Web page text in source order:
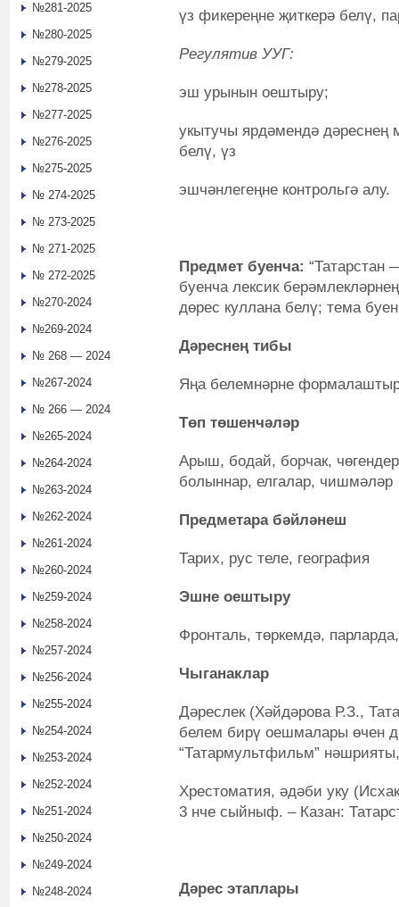
үз фикереңне җиткерә белү,
Регулятив УУГ:
эш урынын оештыру;
укытучы ярдәмендә дәреснең
белү, үз
эшчәнлегеңне контрольгә алу.
Предмет буенча: “Татарстан
буенча лексик
дөрес куллана белү; тема
Дәреснең тибы
Яңа белемнәрне
Төп төшенчәләр
Арыш, бодай, борчак,
болыннар, елгалар, чишмәләр
Предметара бәйләнеш
Тарих, рус теле, география
Эшне оештыру
Фронталь, төркемдә,
Чыганаклар
Дәреслек (Хәйдәрова Р.З.,
белем бирү оешмалары өчен
“Татармультфильм”
Хрестоматия, әдәби уку
3 нче сыйныф. – Казан:
Дәрес этаплары
№281-2025
№280-2025
№279-2025
№278-2025
№277-2025
№276-2025
№275-2025
№ 274-2025
№ 273-2025
№ 271-2025
№ 272-2025
№270-2024
№269-2024
№ 268 — 2024
№267-2024
№ 266 — 2024
№265-2024
№264-2024
№263-2024
№262-2024
№261-2024
№260-2024
№259-2024
№258-2024
№257-2024
№256-2024
№255-2024
№254-2024
№253-2024
№252-2024
№251-2024
№250-2024
№249-2024
№248-2024